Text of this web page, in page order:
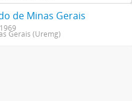
de Minas Gerais
Gerais (Uremg)